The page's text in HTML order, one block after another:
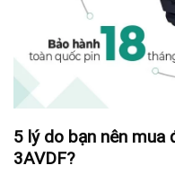
5 lý do bạn nên mua
3AVDF?